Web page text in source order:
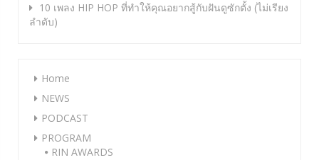
10 เพลง HIP HOP ที่ทำให้คุณอยากสู้กับฝันดูซักตั้ง (ไม่เรียง
ลำดับ)
Home
NEWS
PODCAST
PROGRAM
RIN AWARDS